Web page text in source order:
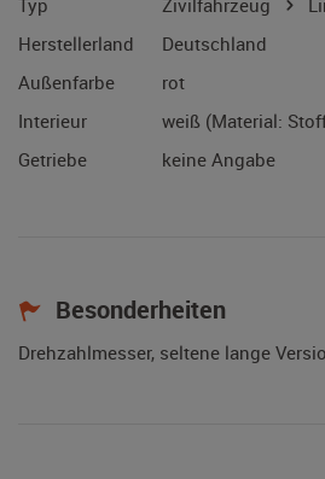
Typ
Zivilfahrzeug
Herstellerland
Deutschland
Außenfarbe
rot
Interieur
weiß (Material:
Getriebe
keine Angabe
Besonderheiten
Drehzahlmesser, seltene lange